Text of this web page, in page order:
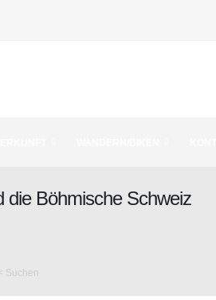
die Böhmische Schweiz
Suchen